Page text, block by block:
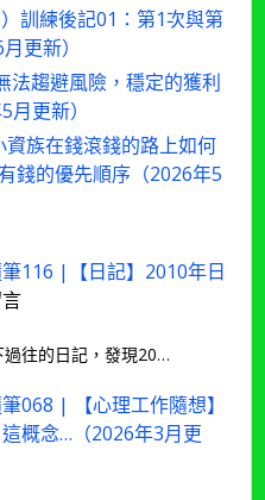
訓練後記01：第1次與第
更新）
法趨避風險，穩定的獲利
月更新）
族在錢滾錢的路上如何
錢的優先順序（2026年5
116 |【日記】2010年日
往的日記，發現20…
068 | 【心理工作隨想】
概念…（2026年3月更